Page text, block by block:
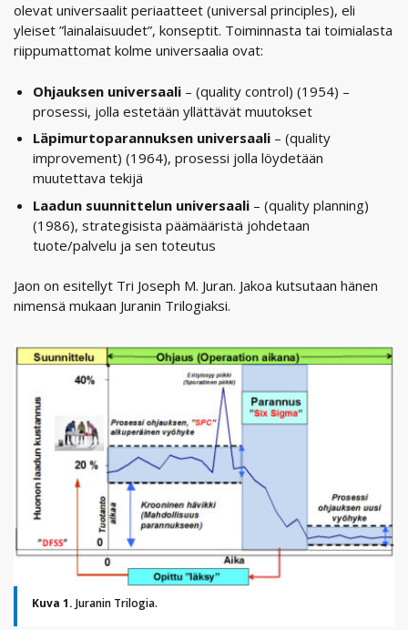
olevat universaalit periaatteet (universal principles), eli
yleiset ”lainalaisuudet”, konseptit. Toiminnasta tai toimialasta
riippumattomat kolme universaalia ovat:
Ohjauksen universaali – (quality control) (1954) –
prosessi, jolla estetään yllättävät muutokset
Läpimurtoparannuksen universaali – (quality
improvement) (1964), prosessi jolla löydetään
muutettava tekijä
Laadun suunnittelun universaali – (quality planning)
(1986), strategisista päämääristä johdetaan
tuote/palvelu ja sen toteutus
Jaon on esitellyt Tri Joseph M. Juran. Jakoa kutsutaan hänen
nimensä mukaan Juranin Trilogiaksi.
Kuva 1. Juranin Trilogia.